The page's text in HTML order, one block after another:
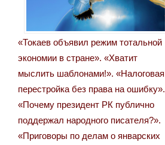
«Токаев объявил режим тотальной
экономии в стране». «Хватит
мыслить шаблонами!». «Налоговая
перестройка без права на ошибку».
«Почему президент РК публично
поддержал народного писателя?».
«Приговоры по делам о январских